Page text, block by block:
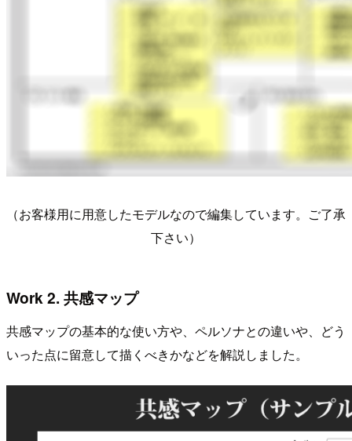
（お客様用に用意したモデルなので編集しています。ご了承
下さい）
Work 2. 共感マップ
共感マップの基本的な使い方や、ペルソナとの違いや、どう
いった点に留意して描くべきかなどを解説しました。